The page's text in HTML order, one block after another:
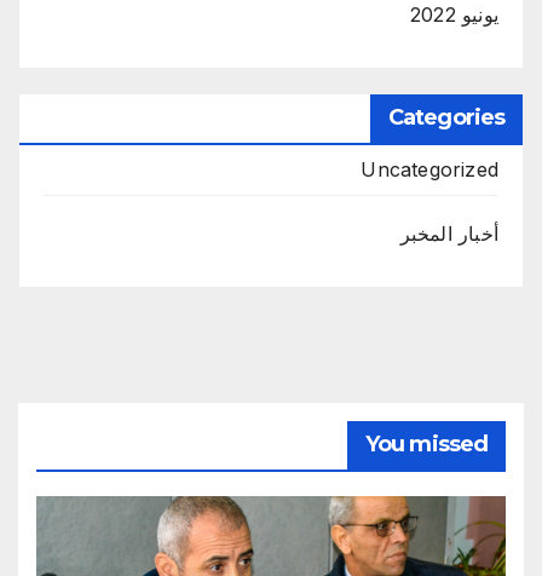
يونيو 2022
Categories
Uncategorized
أخبار المخبر
You missed